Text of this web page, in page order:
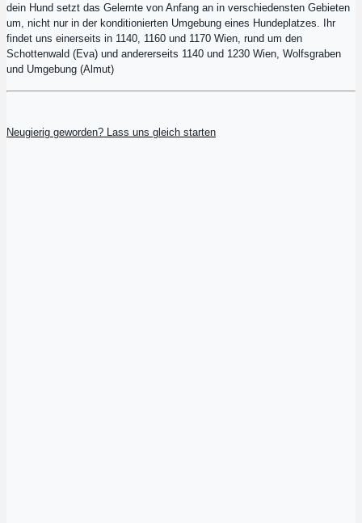
dein Hund setzt das Gelernte von Anfang an in verschiedensten Gebieten
um, nicht nur in der konditionierten Umgebung eines Hundeplatzes. Ihr
findet uns einerseits in 1140, 1160 und 1170 Wien, rund um den
Schottenwald (Eva) und andererseits 1140 und 1230 Wien, Wolfsgraben
und Umgebung (Almut)
Neugierig geworden? Lass uns gleich starten